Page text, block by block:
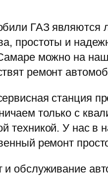
ГАЗ являются
простоты и
можно на
ремонт
станция
только с
техникой. У нас в
ремонт
и обслуживание